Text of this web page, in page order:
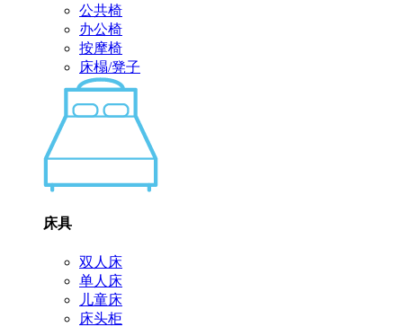
公共椅
办公椅
按摩椅
床榻/凳子
床具
双人床
单人床
儿童床
床头柜